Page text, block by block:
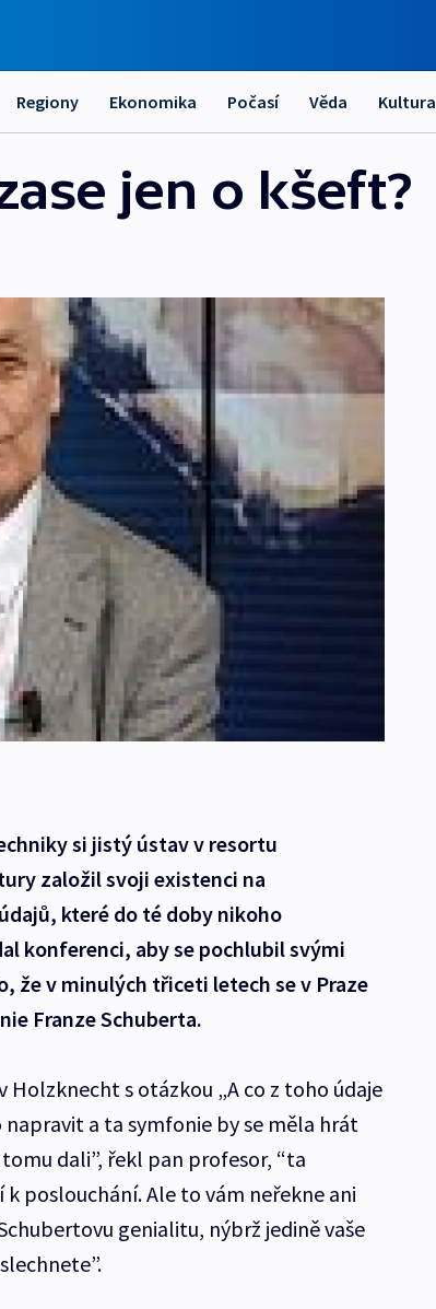
Regiony Ekonomika Počasí Věda Kultura
jen o kšeft?
si jistý ústav v resortu
založil svoji existenci na
které do té doby nikoho
konferenci, aby se pochlubil svými
že v minulých třiceti letech se v Praze
Franze Schuberta.
Holzknecht s otázkou „A co z toho údaje
a ta symfonie by se měla hrát
dali”, řekl pan profesor, “ta
poslouchání. Ale to vám neřekne ani
genialitu, nýbrž jedině vaše